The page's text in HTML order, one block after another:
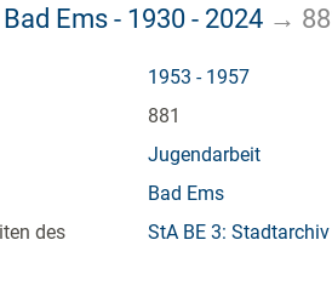
Ems - 1930 - 2024 →
1953 - 1957
881
Jugendarbeit
Bad Ems
des
StA BE 3: